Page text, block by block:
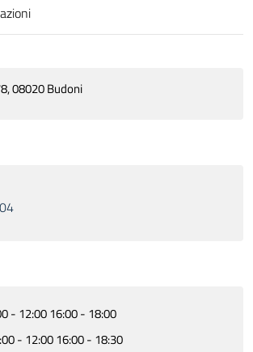
08020 Budoni
- 12:00 16:00 - 18:00
- 12:00 16:00 - 18:30